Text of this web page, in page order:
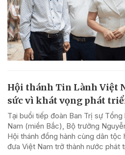
Hội thánh Tin Lành Việt
sức vì khát vọng phát
Tại buổi tiếp đoàn Ban Trị sự
Nam (miền Bắc), Bộ trưởng
Hội thánh đồng hành cùng dân
đưa Việt Nam trở thành nước phát